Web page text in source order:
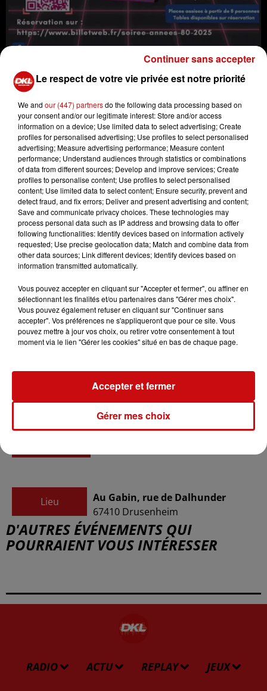
Venez nombreux à la soirée années 80 à Drussenheim
et revivez la muisque des années 80 à nos jours.
restauration sur place.
Ajouter à votre calendrier
Date
du17 mai 2025 à 19h00
au18 mai 2025 à 0h00
Tarif
Payant
En prévente : 10€ / Sur place 12€
Amicale des sapeurs-pompiers de
Drusenheim
0607859458
Lieu
Au Gabin, rue de Dalhunder
67410 Drusenheim
D'AUTRES ÉVÉNEMENTS QUI
POURRAIENT VOUS INTÉRESSER
RADIO ACTU REPLAY
JEUX
Le respect de votre vie privée est notre priorité
We and our (447) partnersdo the following data processing based on
your consent and/or our legitimate interest: Store and/or access
information on a device; Use limited data to select advertising; Create
profiles for personalised advertising; Use profiles to select personalised
advertising; Measure advertising performance; Measure content
performance; Understand audiences through statistics or combinations
of data from different sources; Develop and improve services; Create
profiles to personalise content; Use profiles to select personalised
content; Use limited data to select content; Ensure security, prevent and
detect fraud, and fix errors; Deliver and present advertising and content;
Save and communicate privacy choices. These technologies may
process personal data such as IP address and browsing data to offer
following functionalities: Identify devices based on information actively
requested; Use precise geolocation data; Match and combine data from
other data sources; Link different devices; Identify devices based on
information transmitted automatically.
Vous pouvez accepter en cliquant sur "Accepter et fermer", ou affiner en
sélectionnant les finalités et/ou partenaires dans "Gérer mes choix".
Vous pouvez également refuser en cliquant sur "Continuer sans
accepter". Vos préférences ne s'appliqueront que pour ce site. Vous
pouvez mettre à jour vos choix, ou retirer votre consentement à tout
moment via le lien "Gérer les cookies" situé en bas de chaque page.
Gérer mes choix
Accepter et fermer
Continuer sans accepter